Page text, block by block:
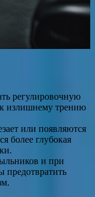
регулировочную
к излишнему трению
или появляются
более глубокая
и при
предотвратить